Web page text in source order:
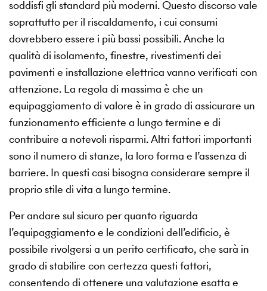
soddisfi gli standard più moderni. Questo discorso vale
soprattutto per il riscaldamento, i cui consumi
dovrebbero essere i più bassi possibili. Anche la
qualità di isolamento, finestre, rivestimenti dei
pavimenti e installazione elettrica vanno verificati con
attenzione. La regola di massima è che un
equipaggiamento di valore è in grado di assicurare un
funzionamento efficiente a lungo termine e di
contribuire a notevoli risparmi. Altri fattori importanti
sono il numero di stanze, la loro forma e l’assenza di
barriere. In questi casi bisogna considerare sempre il
proprio stile di vita a lungo termine.
Per andare sul sicuro per quanto riguarda
l’equipaggiamento e le condizioni dell’edificio, è
possibile rivolgersi a un perito certificato, che sarà in
grado di stabilire con certezza questi fattori,
consentendo di ottenere una valutazione esatta e